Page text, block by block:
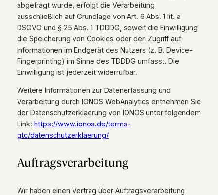
abgefragt wurde, erfolgt die Verarbeitung
ausschließlich auf Grundlage von Art. 6 Abs. 1 lit. a
DSGVO und § 25 Abs. 1 TDDDG, soweit die Einwilligung
die Speicherung von Cookies oder den Zugriff auf
Informationen im Endgerät des Nutzers (z. B. Device-
Fingerprinting) im Sinne des TDDDG umfasst. Die
Einwilligung ist jederzeit widerrufbar.
Weitere Informationen zur Datenerfassung und
Verarbeitung durch IONOS WebAnalytics entnehmen Sie
der Datenschutzerklaerung von IONOS unter folgendem
Link: https://www.ionos.de/terms-
gtc/datenschutzerklaerung/
Auftragsverarbeitung
Wir haben einen Vertrag über Auftragsverarbeitung